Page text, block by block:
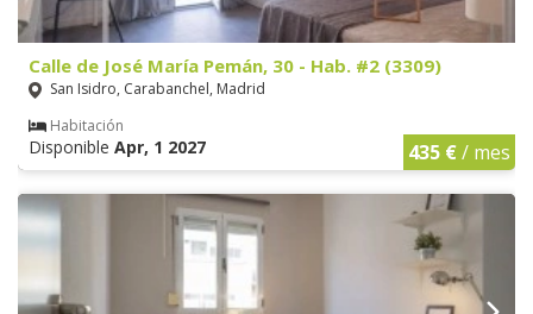
Calle de José María Pemán, 30 - Hab. #2 (3309)
San Isidro, Carabanchel, Madrid
Habitación
Disponible Apr, 1 2027 435 €/ mes